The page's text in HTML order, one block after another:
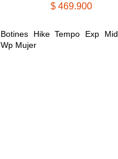
$ 469.900
Botines Hike Tempo Exp Mid
Wp Mujer